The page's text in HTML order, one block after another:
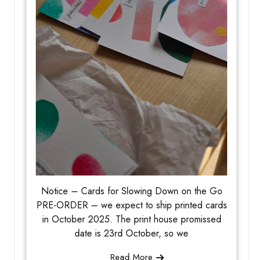
Notice – Cards for Slowing Down on the Go
PRE-ORDER – we expect to ship printed cards
in October 2025. The print house promissed
date is 23rd October, so we
Read More